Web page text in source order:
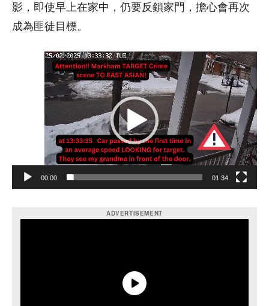
影，即使早上在家中，仍要反鎖家門，擔心會再次
成為匪徒目標。
00:00 01:34